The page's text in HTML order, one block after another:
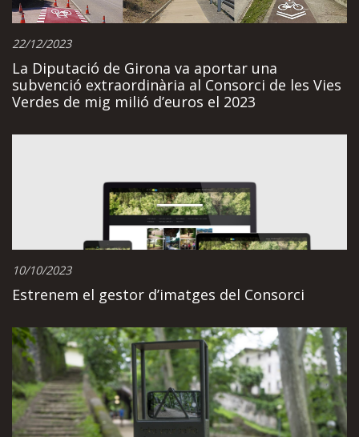
22/12/2023
La Diputació de Girona va aportar una
subvenció extraordinària al Consorci de les Vies
Verdes de mig milió d’euros el 2023
10/10/2023
Estrenem el gestor d’imatges del Consorci